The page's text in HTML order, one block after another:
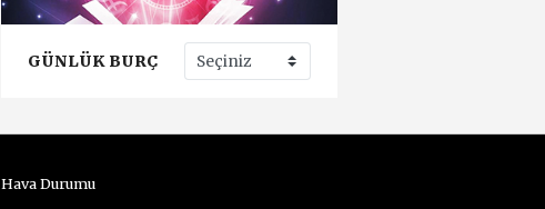
GÜNLÜK BURÇ
Hava Durumu